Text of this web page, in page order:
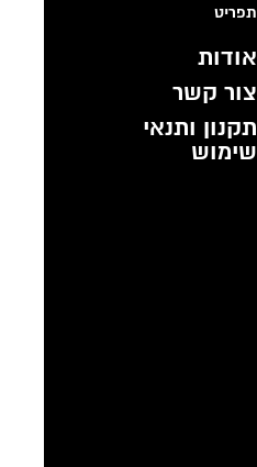
תפריט
אודות
צור קשר
תקנון ותנאי
שימוש